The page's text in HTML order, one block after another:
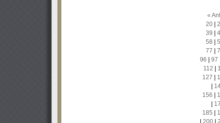
«
20|
39
58
77
96
97
112
127
156
185
200|